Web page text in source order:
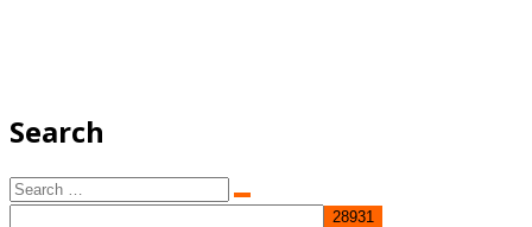
Search
Search
for:
Search